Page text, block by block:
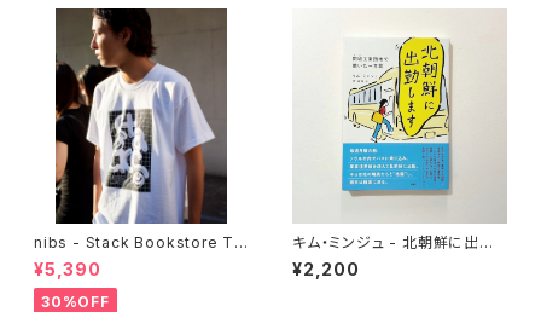
nibs - Stack Bookstore Te
e
¥5,390
30%OFF
キム・ミンジュ - 北朝鮮に出勤
します 開城工業団地で働いた一
年間
¥2,200